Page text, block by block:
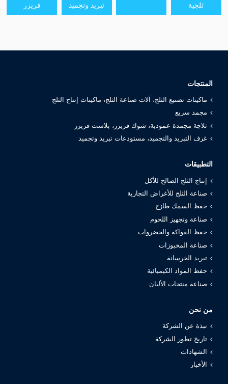
ثلجية
تبريد وتجميد
فريزر
المنتجات
ماكينات تصنيع الثلج، آلات صناعة الثلج، ماكينات إنتاج الثلج
مجمد سريع
ثلاجة مجمدة عمودية، شوك فريزر، بلاست فريزر
غرف التبريد والتجميد، مستودعات تبريد وتجميد
التطبيقات
إنتاج الثلج الصالح للأكل
صناعة الثلج للأغراض التجارية
حفظ السمك طازج
صناعة وتجهيز اللحوم
حفظ الفواكه والخضروات
صناعة المخبوزات
تبريد الخرسانة
حفظ المواد الكيميائية
صناعة منتجات الألبان
من نحن
نبذة عن الشركة
تاريخ تطور الشركة
الشهادات
الأخبار